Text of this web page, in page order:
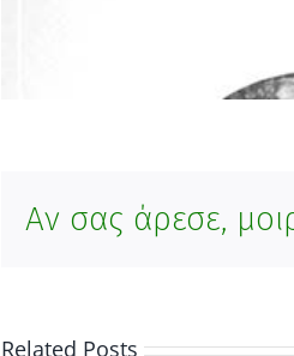
Αν σας άρεσε,
Related Posts